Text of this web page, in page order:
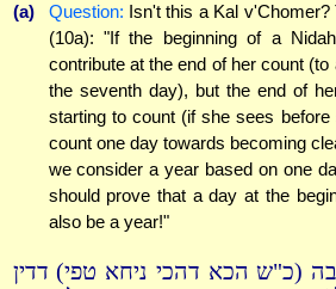
(a) Question: Isn't this a Kal
(10a): "If the beginning of a
contribute at the end of her count
the seventh day), but the end of
starting to count (if she sees
count one day towards becoming
we consider a year based on one
should prove that a day at the
also be a year!"
(כ"ש הכא דהכי ניחא טפי) דדין